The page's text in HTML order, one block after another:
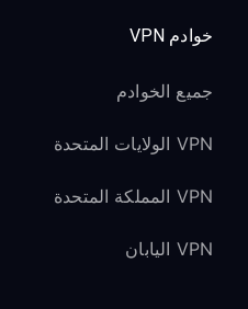
خوادم VPN
جميع الخوادم
VPN الولايات المتحدة
VPN المملكة المتحدة
VPN اليابان